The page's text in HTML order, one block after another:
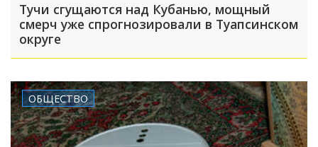
Тучи сгущаются над Кубанью, мощный
смерч уже спрогнозировали в Туапсинском
округе
ОБЩЕСТВО